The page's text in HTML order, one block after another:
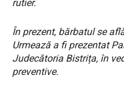
rutier.
În prezent, bărbatul se
Urmează a fi prezentat
Judecătoria Bistrița, în
preventive.